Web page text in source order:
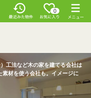
0
工法など木の家を建てる会社は
材を使う会社も。イメージに